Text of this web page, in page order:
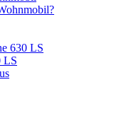
630 LS
LS